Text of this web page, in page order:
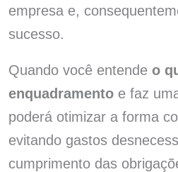
empresa e,
sucesso.
Quando você entende o
enquadramentoe faz
poderá otimizar a forma
evitando gastos
cumprimento das